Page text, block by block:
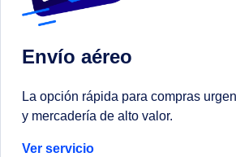
Envío aéreo
La opción rápida para compras
y mercadería de alto valor.
Ver servicio